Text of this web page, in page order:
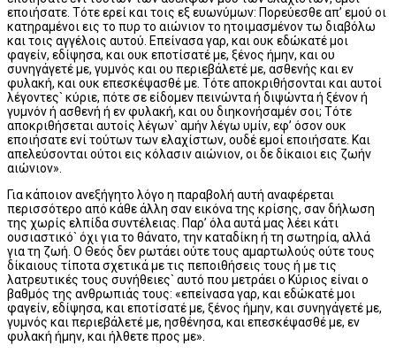
εποιήσατε. Τότε ερεί και τοις εξ ευωνύμων: Πορεύεσθε απ’ εμού οι
κατηραμένοι εις το πυρ το αιώνιον το ητοιμασμένον τω διαβόλω
και τοις αγγέλοις αυτού. Επείνασα γαρ, και ουκ εδώκατέ μοι
φαγείν, εδίψησα, και ουκ εποτίσατέ με, ξένος ήμην, και ου
συνηγάγετέ με, γυμνός και ου περιεβάλετέ με, ασθενής και εν
φυλακή, και ουκ επεσκέψασθέ με. Τότε αποκριθήσονται και αυτοί
λέγοντες` κύριε, πότε σε είδομεν πεινώντα ή διψώντα ή ξένον ή
γυμνόν ή ασθενή ή εν φυλακή, και ου διηκονήσαμέν σοι; Τότε
αποκριθήσεται αυτοίς λέγων` αμήν λέγω υμίν, εφ’ όσον ουκ
εποιήσατε ενί τούτων των ελαχίστων, ουδέ εμοί εποιήσατε. Και
απελεύσονται ούτοι εις κόλασιν αιώνιον, οι δε δίκαιοι εις ζωήν
αιώνιον».
Για κάποιον ανεξήγητο λόγο η παραβολή αυτή αναφέρεται
περισσότερο από κάθε άλλη σαν εικόνα της κρίσης, σαν δήλωση
της χωρίς ελπίδα συντέλειας. Παρ’ όλα αυτά μας λέει κάτι
ουσιαστικό` όχι για το θάνατο, την καταδίκη ή τη σωτηρία, αλλά
για τη ζωή. Ο Θεός δεν ρωτάει ούτε τους αμαρτωλούς ούτε τους
δίκαιους τίποτα σχετικά με τις πεποιθήσεις τους ή με τις
λατρευτικές τους συνήθειες` αυτό που μετράει ο Κύριος είναι ο
βαθμός της ανθρωπιάς τους: «επείνασα γαρ, και εδώκατέ μοι
φαγείν, εδίψησα, και εποτίσατέ με, ξένος ήμην, και συνηγάγετέ με,
γυμνός και περιεβάλετέ με, ησθένησα, και επεσκέψασθέ με, εν
φυλακή ήμην, και ήλθετε προς με».